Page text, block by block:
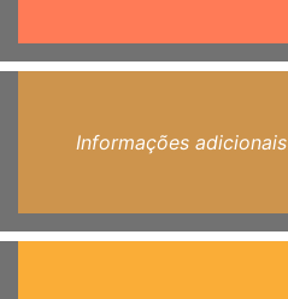
Informações adicionais